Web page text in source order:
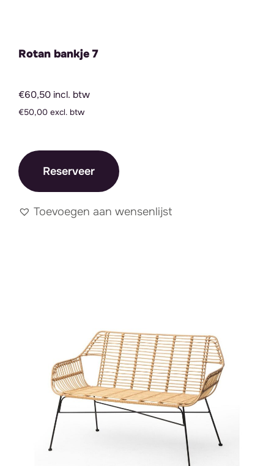
Rotan bankje 7
€60,50 incl. btw
€50,00 excl. btw
Reserveer
Toevoegen aan wensenlijst